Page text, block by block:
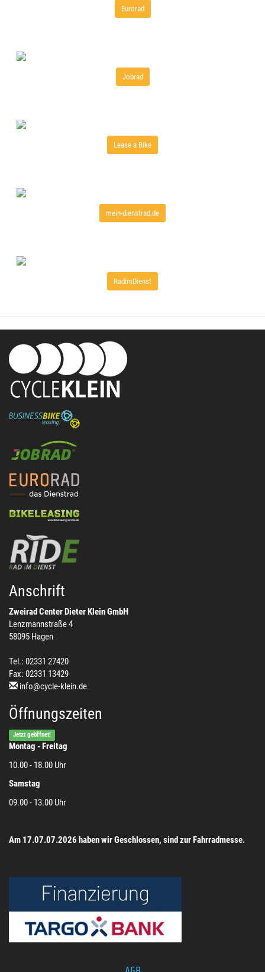
Eurorad
Jobrad
Lease a Bike
mein-dienstrad.de
RadimDienst
Anschrift
Zweirad Center Dieter Klein GmbH
Lenzmannstraße 4
58095 Hagen
Tel.: 02331 27420
Fax: 02331 13429
info@cycle-klein.de
Öffnungszeiten
Jetzt geöffnet!
Montag - Freitag
10.00 - 18.00 Uhr
Samstag
09.00 - 13.00 Uhr
Am 17.07.07.2026 haben wir Geschlossen, sind zur Fahrradmesse.